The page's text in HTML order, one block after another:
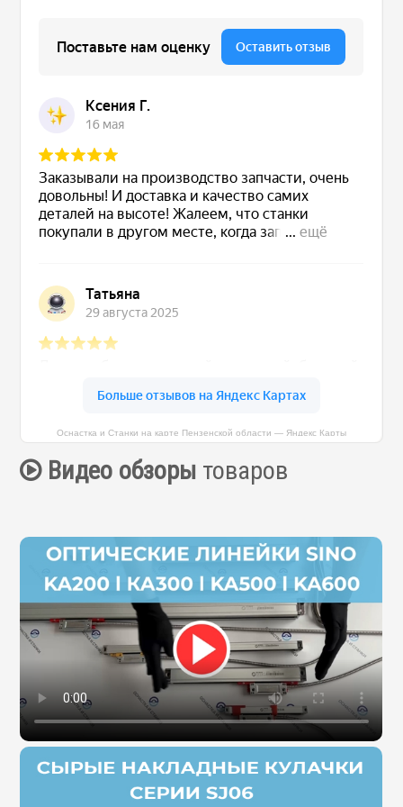
Сервис станков
Диагностика неисправностей станков
Ремонт винторезных станков
Выполненные проекты
Логистика
Контакты
Оснастка и Станки на карте Пензенской области — Яндекс Карты
Видео обзоры товаров